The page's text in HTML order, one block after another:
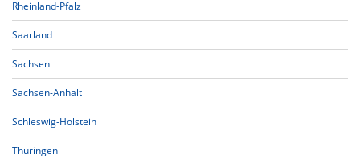
Rheinland-Pfalz
Saarland
Sachsen
Sachsen-Anhalt
Schleswig-Holstein
Thüringen